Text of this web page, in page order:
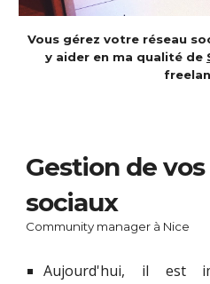
Vous gérez votre réseau
y aider en ma qualité de
Gestion de
sociaux
Community manager à Nice
Aujourd'hui, il est